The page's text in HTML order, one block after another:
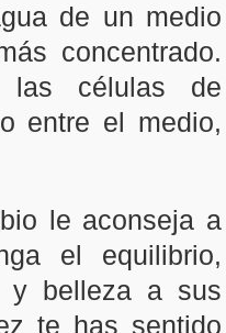
de un medio
concentrado.
células de
entre el medio,
le aconseja a
el equilibrio,
y belleza a sus
te has sentido